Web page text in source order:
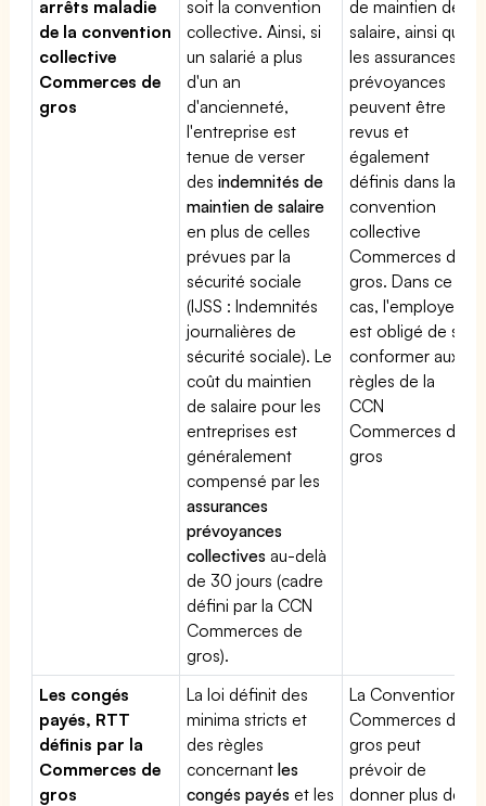
arrêts maladie
de la convention
collective
Commerces de
gros
soit la convention
collective. Ainsi, si
un salarié a plus
d'un an
d'ancienneté,
l'entreprise est
tenue de verser
desindemnités de
maintien de salaire
en plus de celles
prévues par la
sécurité sociale
(IJSS : Indemnités
journalières de
sécurité sociale). Le
coût du maintien
de salaire pour les
entreprises est
généralement
compensé par les
assurances
prévoyances
collectives au-delà
de 30 jours (cadre
défini par la CCN
Commerces de
gros).
de maintien de
salaire, ainsi que
les assurances
prévoyances
peuvent être
revus et
également
définis dans la
convention
collective
Commerces de
gros. Dans ce
cas, l'employeur
est obligé de se
conformer aux
règles de la
CCN
Commerces de
gros
Les congés
payés, RTT
définis par la
Commerces de
gros
La loi définit des
minima stricts et
des règles
concernantles
congés payés et les
La Convention
Commerces de
gros peut
prévoir de
donner plus de